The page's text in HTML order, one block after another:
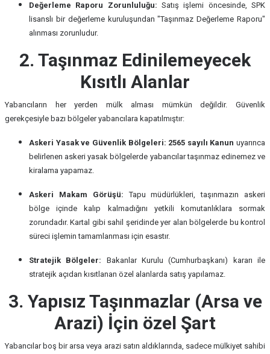
Değerleme Raporu Zorunluluğu: Satış işlemi öncesinde, SPK
lisanslı bir değerleme kuruluşundan "Taşınmaz Değerleme Raporu"
alınması zorunludur.
2. Taşınmaz Edinilemeyecek
Kısıtlı Alanlar
Yabancıların her yerden mülk alması mümkün değildir. Güvenlik
gerekçesiyle bazı bölgeler yabancılara kapatılmıştır:
Askeri Yasak ve Güvenlik Bölgeleri: 2565 sayılı Kanun uyarınca
belirlenen askeri yasak bölgelerde yabancılar taşınmaz edinemez ve
kiralama yapamaz.
Askeri Makam Görüşü: Tapu müdürlükleri, taşınmazın askeri
bölge içinde kalıp kalmadığını yetkili komutanlıklara sormak
zorundadır. Kartal gibi sahil şeridinde yer alan bölgelerde bu kontrol
süreci işlemin tamamlanması için esastır.
Stratejik Bölgeler: Bakanlar Kurulu (Cumhurbaşkanı) kararı ile
stratejik açıdan kısıtlanan özel alanlarda satış yapılamaz.
3. Yapısız Taşınmazlar (Arsa ve
Arazi) İçin özel Şart
Yabancılar boş bir arsa veya arazi satın aldıklarında, sadece mülkiyet sahibi